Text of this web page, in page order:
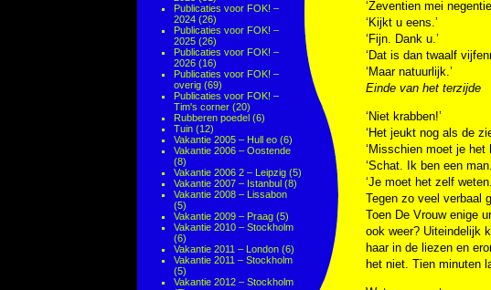
Publicaties voor FOK! –
2024 (26)
Publicaties voor FOK! –
2025 (26)
Publicaties voor FOK! –
2026 (16)
Publicaties voor FOK! –
overig (69)
Publicaties voor FOK! –
Tim's corner (20)
Rubberen poedel (6)
Tuin (12)
Vakantie 2005 – Hull eo (6)
Vakantie 2006 – Oostende
(8)
Vakantie 2006 2 – Leipzig (5)
Vakantie 2007 – Istanbul (8)
Vakantie 2008 – Lissabon
(5)
Vakantie 2009 – Praag (5)
Vakantie 2010 – Stockholm
(6)
Vakantie 2011 – London (6)
Vakantie 2011 – Stockholm
(5)
Vakantie 2012 – Stockholm
‘Zeventien mei
‘Kijkt u eens.’
‘Fijn. Dank u.’
‘Dat is dan twaalf
‘Maar natuurlijk.’
Einde van het terzijde
‘Niet krabben!’
‘Het jeukt nog als de
‘Misschien moet je het
‘Schat. Ik ben een
‘Je moet het zelf
Tegen zo veel verbaal
Toen De Vrouw enige
ook weer? Uiteindelijk
haar in de liezen en
het niet. Tien minuten